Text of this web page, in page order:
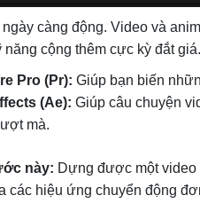
càng động. Video và
cộng thêm cực kỳ đắt giá.
Pro (Pr): Giúp bạn biến
(Ae): Giúp câu chuyện
mà.
này: Dựng được một video
các hiệu ứng chuyển động